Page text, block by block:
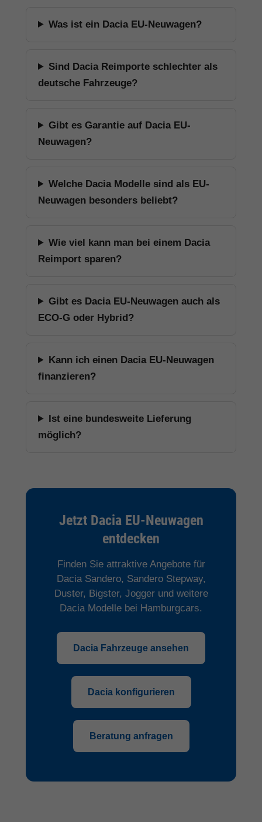
Was ist ein Dacia EU-Neuwagen?
Sind Dacia Reimporte schlechter als
deutsche Fahrzeuge?
Gibt es Garantie auf Dacia EU-
Neuwagen?
Welche Dacia Modelle sind als EU-
Neuwagen besonders beliebt?
Wie viel kann man bei einem Dacia
Reimport sparen?
Gibt es Dacia EU-Neuwagen auch als
ECO-G oder Hybrid?
Kann ich einen Dacia EU-Neuwagen
finanzieren?
Ist eine bundesweite Lieferung
möglich?
Jetzt Dacia EU-Neuwagen
entdecken
Finden Sie attraktive Angebote für
Dacia Sandero, Sandero Stepway,
Duster, Bigster, Jogger und weitere
Dacia Modelle bei Hamburgcars.
Dacia Fahrzeuge ansehen
Dacia konfigurieren
Beratung anfragen